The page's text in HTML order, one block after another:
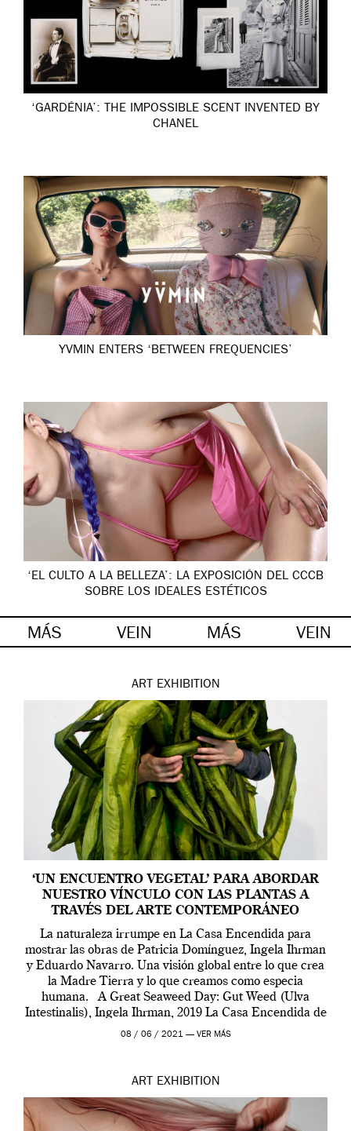
‘GARDÉNIA’: THE IMPOSSIBLE SCENT INVENTED BY
CHANEL
YVMIN ENTERS ‘BETWEEN FREQUENCIES’
‘EL CULTO A LA BELLEZA’: LA EXPOSICIÓN DEL CCCB
SOBRE LOS IDEALES ESTÉTICOS
MÁS VEIN MÁS VEIN
ART EXHIBITION
‘UN ENCUENTRO VEGETAL’ PARA ABORDAR
NUESTRO VÍNCULO CON LAS PLANTAS A
TRAVÉS DEL ARTE CONTEMPORÁNEO
La naturaleza irrumpe en La Casa Encendida para
mostrar las obras de Patricia Domínguez, Ingela Ihrman
y Eduardo Navarro. Una visión global entre lo que crea
la Madre Tierra y lo que creamos como especia
humana. A Great Seaweed Day: Gut Weed (Ulva
Intestinalis), Ingela Ihrman, 2019 La Casa Encendida de
Madrid y la Wellcome […]
08 / 06 / 2021 — VER MÁS
ART EXHIBITION